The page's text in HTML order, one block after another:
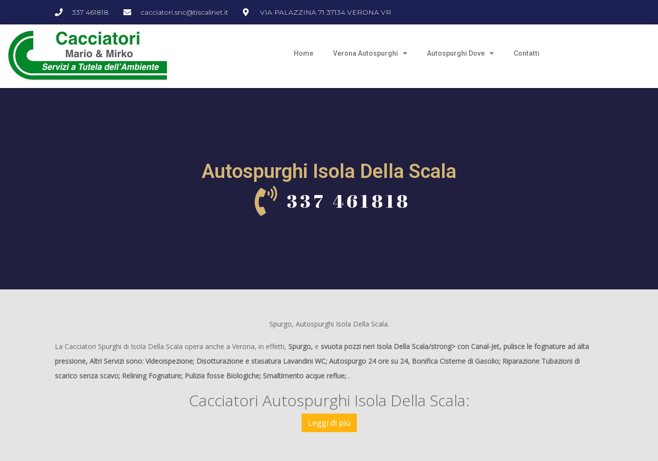
337 461818 cacciatori.snc@tiscalinet.it VIA PALAZZINA 71 37134 VERONA VR
Home Verona Autospurghi Autospurghi Dove Contatti
Autospurghi Isola Della Scala
337 461818
Spurgo, Autospurghi Isola Della Scala.
La Cacciatori Spurghi di Isola Della Scala opera anche a Verona, in effetti, Spurgo, e svuota pozzi neri Isola Della Scala/strong> con Canal-Jet, pulisce le fognature ad alta
pressione, Altri Servizi sono: Videoispezione; Disotturazione e stasatura Lavandini WC; Autospurgo 24 ore su 24, Bonifica Cisterne di Gasolio; Riparazione Tubazioni di
scarico senza scavo; Relining Fognature; Pulizia fosse Biologiche; Smaltimento acque reflue; .
Cacciatori Autospurghi Isola Della Scala:
Leggi di più